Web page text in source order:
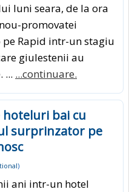
luni seara, de la ora
promovatei
pe Rapid intr-un stagiu
giulestenii au
... ...continuare.
hoteluri bai cu
surprinzator pe
)
ani intr-un hotel